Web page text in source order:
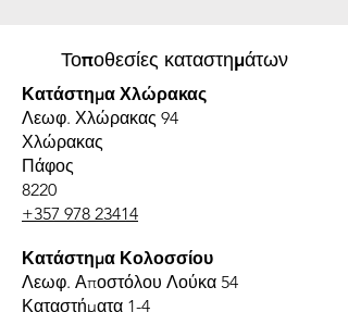
Τοποθεσίες καταστημάτων
Κατάστημα Χλώρακας
Λεωφ. Χλώρακας 94
Χλώρακας
Πάφος
8220
+357 978 23414
Κατάστημα Κολοσσίου
Λεωφ. Αποστόλου Λούκα 54
Καταστήματα 1-4